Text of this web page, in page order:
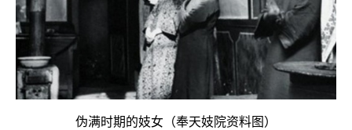
伪满时期的妓女（奉天妓院资料图）